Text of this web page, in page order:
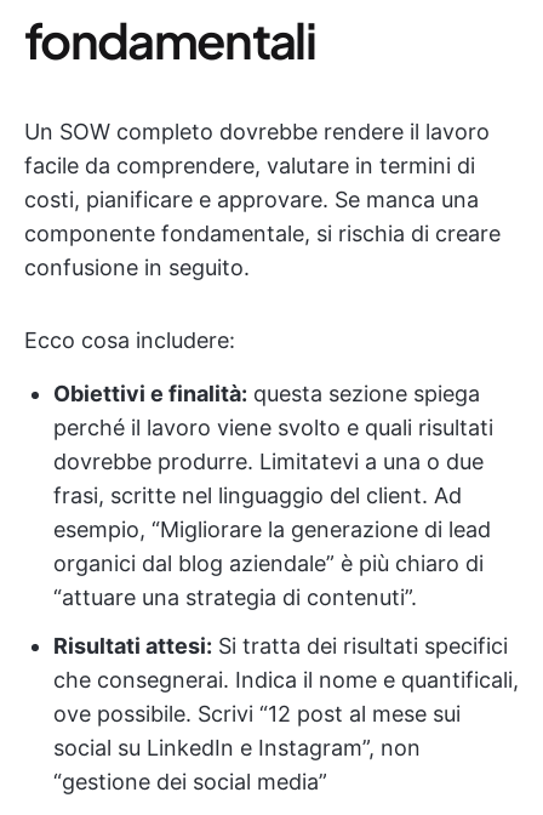
fondamentali
Un SOW completo dovrebbe rendere il lavoro
facile da comprendere, valutare in termini di
costi, pianificare e approvare. Se manca una
componente fondamentale, si rischia di creare
confusione in seguito.
Ecco cosa includere:
Obiettivi e finalità: questa sezione spiega
perché il lavoro viene svolto e quali risultati
dovrebbe produrre. Limitatevi a una o due
frasi, scritte nel linguaggio del client. Ad
esempio, “Migliorare la generazione di lead
organici dal blog aziendale” è più chiaro di
“attuare una strategia di contenuti”.
Risultati attesi: Si tratta dei risultati specifici
che consegnerai. Indica il nome e quantificali,
ove possibile. Scrivi “12 post al mese sui
social su LinkedIn e Instagram”, non
“gestione dei social media”